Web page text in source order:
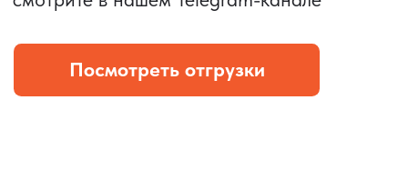
КОНТРОЛЬ КАЧЕСТВА
Проверка по ТЗ включает:
— измерения размеров